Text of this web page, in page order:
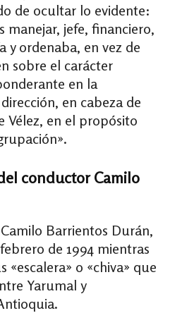
de ocultar lo evidente:
manejar, jefe, financiero,
y ordenaba, en vez de
sobre el carácter
en la
en cabeza de
Vélez, en el propósito
conductor Camilo
Barrientos Durán,
de 1994 mientras
«escalera» o «chiva» que
Yarumal y